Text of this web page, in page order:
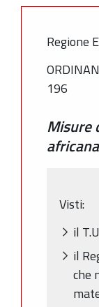
Regione
196
Misure
Visti:
il
il
che